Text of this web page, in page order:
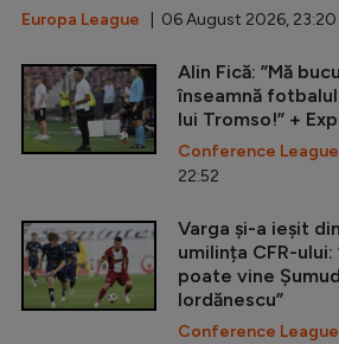
Europa League | 06 August 2026, 23:20
Alin Fică: ”Mă
înseamnă
lui Tromso!” +
Conference League
22:52
Varga și-a ieșit
umilința CFR-
poate vine
Iordănescu”
Conference League